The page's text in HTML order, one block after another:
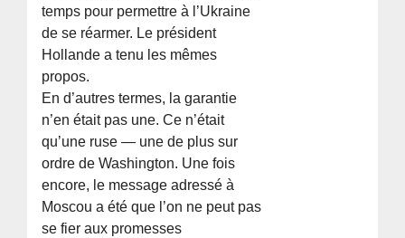
temps pour permettre à l’Ukraine
de se réarmer. Le président
Hollande a tenu les mêmes
propos.
En d’autres termes, la garantie
n’en était pas une. Ce n’était
qu’une ruse — une de plus sur
ordre de Washington. Une fois
encore, le message adressé à
Moscou a été que l’on ne peut pas
se fier aux promesses